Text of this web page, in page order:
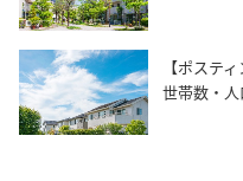
【ポステ
世帯数・